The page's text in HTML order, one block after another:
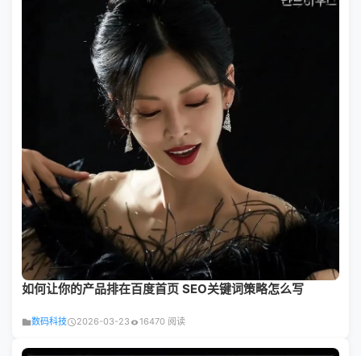
如何让你的产品排在百度首页 SEO关键词策略怎么写
数码科技 2026-03-23 16470 阅读